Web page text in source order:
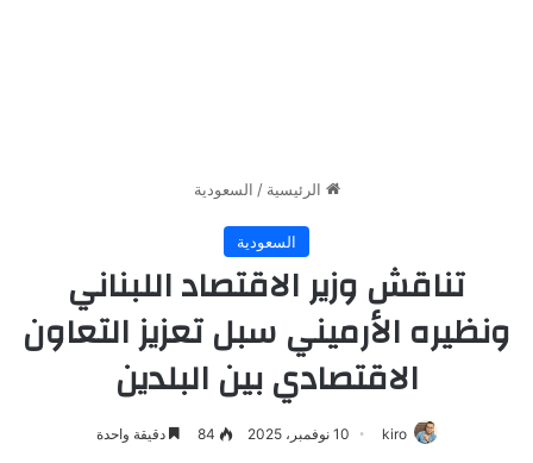
الرئيسية / السعودية
السعودية
تناقش وزير الاقتصاد اللبناني
ونظيره الأرميني سبل تعزيز التعاون
الاقتصادي بين البلدين
kiro 10 نوفمبر، 2025 84 دقيقة واحدة